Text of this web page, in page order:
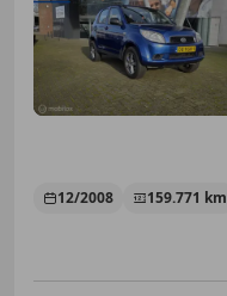
12/2008 159.771 km